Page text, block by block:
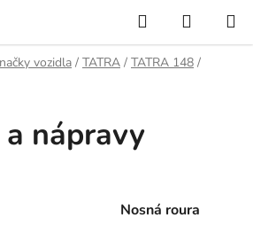
Hledat
KOŠÍK
vozidla / TATRA / TATRA 148 /
nápravy
Nosná roura